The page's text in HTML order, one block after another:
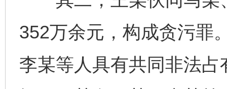
352万余元，构成贪污罪
李某等人具有共同非法